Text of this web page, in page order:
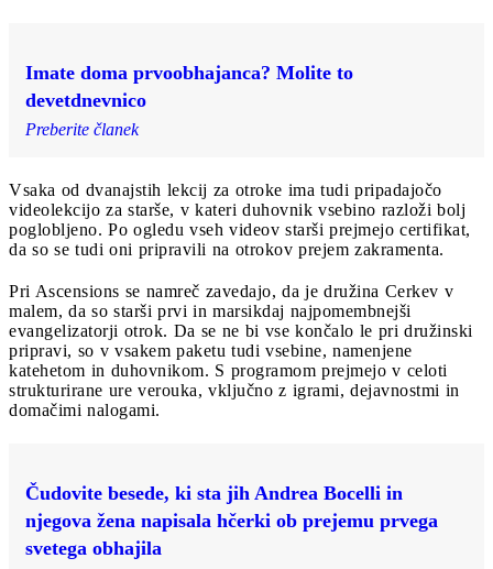
Imate doma prvoobhajanca? Molite to
devetdnevnico
Preberite članek
Vsaka od dvanajstih lekcij za otroke ima tudi pripadajočo
videolekcijo za starše, v kateri duhovnik vsebino razloži bolj
poglobljeno. Po ogledu vseh videov starši prejmejo certifikat,
da so se tudi oni pripravili na otrokov prejem zakramenta.
Pri Ascensions se namreč zavedajo, da je družina Cerkev v
malem, da so starši prvi in marsikdaj najpomembnejši
evangelizatorji otrok. Da se ne bi vse končalo le pri družinski
pripravi, so v vsakem paketu tudi vsebine, namenjene
katehetom in duhovnikom. S programom prejmejo v celoti
strukturirane ure verouka, vključno z igrami, dejavnostmi in
domačimi nalogami.
Čudovite besede, ki sta jih Andrea Bocelli in
njegova žena napisala hčerki ob prejemu prvega
svetega obhajila